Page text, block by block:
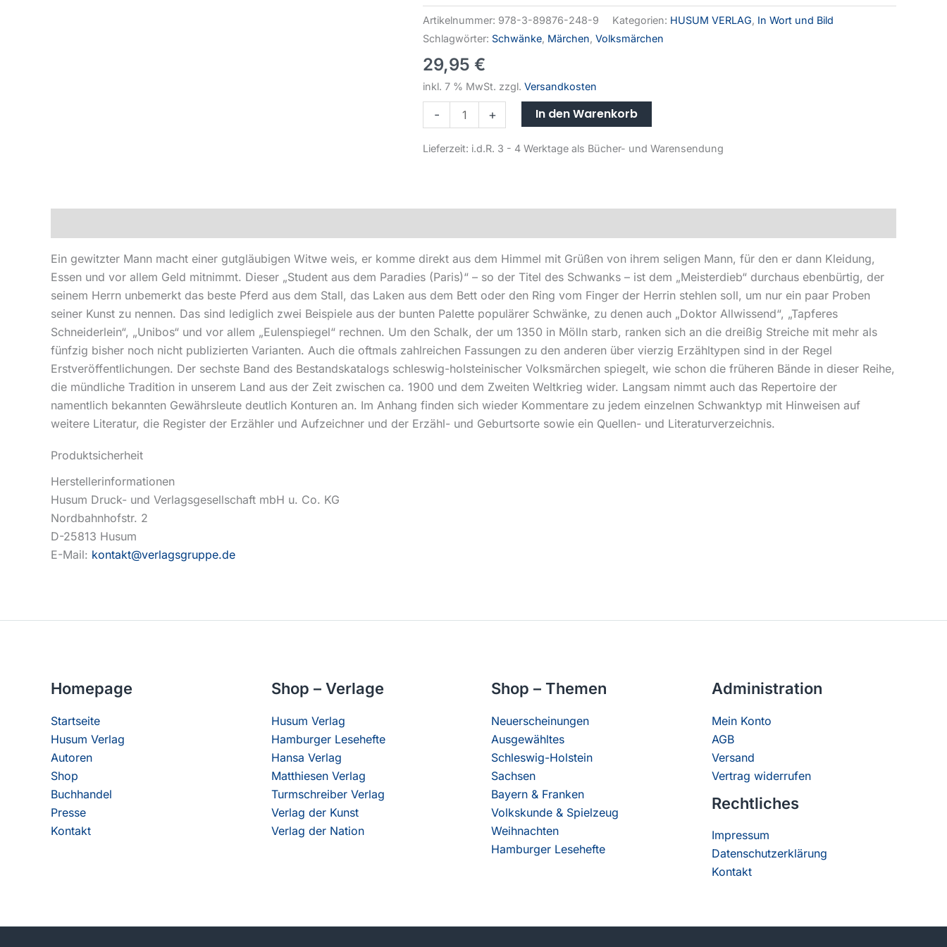
Artikelnummer: 978-3-89876-248-9 Kategorien: HUSUM VERLAG, In Wort und Bild
Schlagwörter: Schwänke, Märchen, Volksmärchen
29,95 €
inkl. 7 % MwSt. zzgl. Versandkosten
- + In den Warenkorb
Lieferzeit: i.d.R. 3 - 4 Werktage als Bücher- und Warensendung
Ein gewitzter Mann macht einer gutgläubigen Witwe weis, er komme direkt aus dem Himmel mit Grüßen von ihrem seligen Mann, für den er dann Kleidung,
Essen und vor allem Geld mitnimmt. Dieser „Student aus dem Paradies (Paris)“ – so der Titel des Schwanks – ist dem „Meisterdieb“ durchaus ebenbürtig, der
seinem Herrn unbemerkt das beste Pferd aus dem Stall, das Laken aus dem Bett oder den Ring vom Finger der Herrin stehlen soll, um nur ein paar Proben
seiner Kunst zu nennen. Das sind lediglich zwei Beispiele aus der bunten Palette populärer Schwänke, zu denen auch „Doktor Allwissend“, „Tapferes
Schneiderlein“, „Unibos“ und vor allem „Eulenspiegel“ rechnen. Um den Schalk, der um 1350 in Mölln starb, ranken sich an die dreißig Streiche mit mehr als
fünfzig bisher noch nicht publizierten Varianten. Auch die oftmals zahlreichen Fassungen zu den anderen über vierzig Erzähltypen sind in der Regel
Erstveröffentlichungen. Der sechste Band des Bestandskatalogs schleswig-holsteinischer Volksmärchen spiegelt, wie schon die früheren Bände in dieser Reihe,
die mündliche Tradition in unserem Land aus der Zeit zwischen ca. 1900 und dem Zweiten Weltkrieg wider. Langsam nimmt auch das Repertoire der
namentlich bekannten Gewährsleute deutlich Konturen an. Im Anhang finden sich wieder Kommentare zu jedem einzelnen Schwanktyp mit Hinweisen auf
weitere Literatur, die Register der Erzähler und Aufzeichner und der Erzähl- und Geburtsorte sowie ein Quellen- und Literaturverzeichnis.
Produktsicherheit
Herstellerinformationen
Husum Druck- und Verlagsgesellschaft mbH u. Co. KG
Nordbahnhofstr. 2
D-25813 Husum
E-Mail: kontakt@verlagsgruppe.de
Homepage
Startseite
Husum Verlag
Autoren
Shop
Buchhandel
Presse
Kontakt
Shop – Verlage
Husum Verlag
Hamburger Lesehefte
Hansa Verlag
Matthiesen Verlag
Turmschreiber Verlag
Verlag der Kunst
Verlag der Nation
Shop – Themen
Neuerscheinungen
Ausgewähltes
Schleswig-Holstein
Sachsen
Bayern & Franken
Volkskunde & Spielzeug
Weihnachten
Hamburger Lesehefte
Administration
Mein Konto
AGB
Versand
Vertrag widerrufen
Rechtliches
Impressum
Datenschutzerklärung
Kontakt